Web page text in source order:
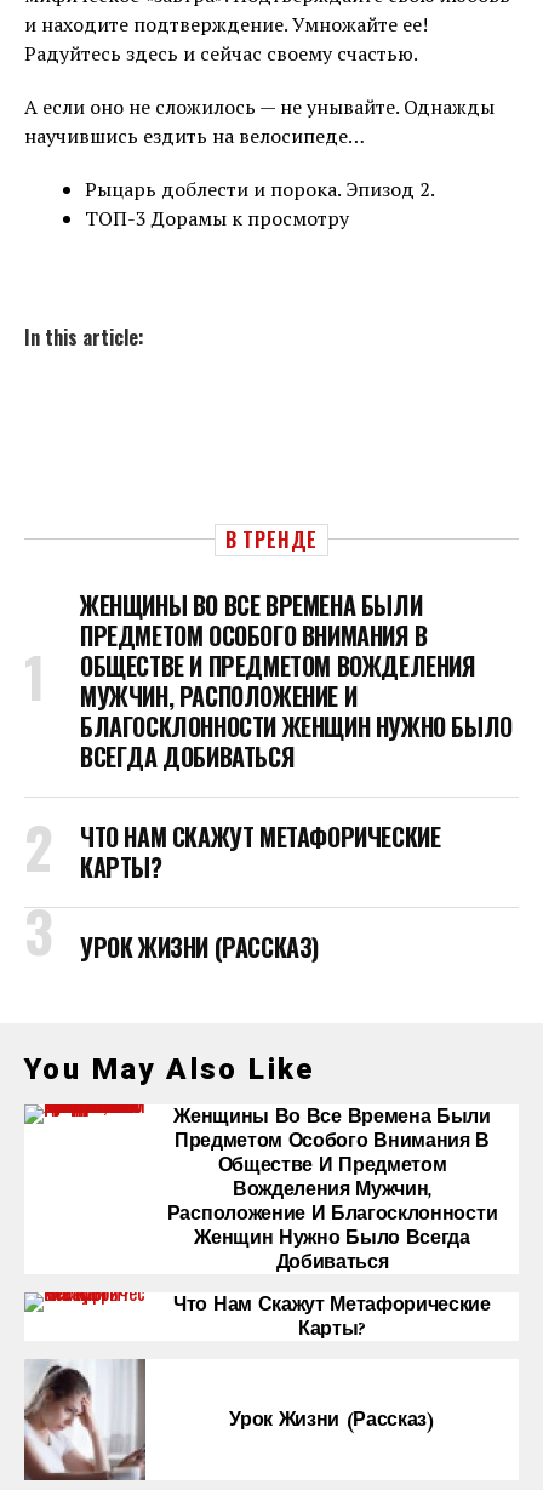
и находите подтверждение. Умножайте ее!
Радуйтесь здесь и сейчас своему счастью.
А если оно не сложилось — не унывайте. Однажды
научившись ездить на велосипеде…
Рыцарь доблести и порока. Эпизод 2.
ТОП-3 Дорамы к просмотру
In this article:
В ТРЕНДЕ
ЖЕНЩИНЫ ВО ВСЕ ВРЕМЕНА БЫЛИ
ПРЕДМЕТОМ ОСОБОГО ВНИМАНИЯ В
ОБЩЕСТВЕ И ПРЕДМЕТОМ ВОЖДЕЛЕНИЯ
МУЖЧИН, РАСПОЛОЖЕНИЕ И
БЛАГОСКЛОННОСТИ ЖЕНЩИН НУЖНО БЫЛО
ВСЕГДА ДОБИВАТЬСЯ
ЧТО НАМ СКАЖУТ МЕТАФОРИЧЕСКИЕ
КАРТЫ?
УРОК ЖИЗНИ (РАССКАЗ)
You May Also Like
Женщины Во Все Времена Были
Предметом Особого Внимания В
Обществе И Предметом
Вожделения Мужчин,
Расположение И Благосклонности
Женщин Нужно Было Всегда
Добиваться
Что Нам Скажут Метафорические
Карты?
Урок Жизни (рассказ)